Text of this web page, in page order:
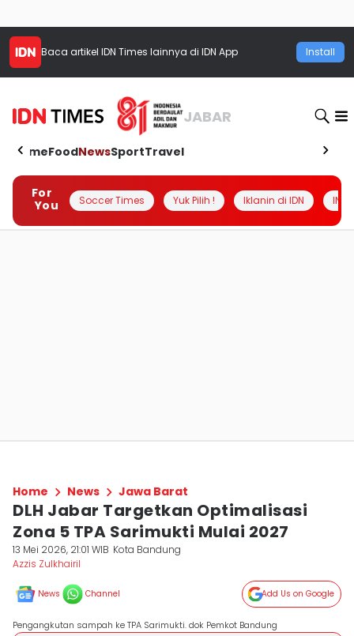
Baca artikel IDN Times lainnya di IDN App Install
JABAR
HomeFoodNewsSportTravel
For
You
Soccer Times Yuk Pilih ! Iklanin di IDN
Home News Jawa Barat
DLH Jabar Targetkan Optimalisasi
Zona 5 TPA Sarimukti Mulai 2027
13 Mei 2026, 21:01 WIB Kota Bandung
Azzis Zulkhairil
News Channel Add Us on Google
Pengangkutan sampah ke TPA Sarimukti. dok Pemkot Bandung